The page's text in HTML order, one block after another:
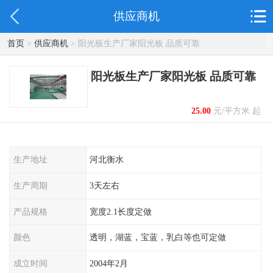
供应商机
首页> 供应商机> 阳光板生产厂家阳光板 品质可靠
阳光板生产厂家阳光板 品质可靠
25.00元/平方米 起
生产地址 河北衡水
生产周期 3天左右
产品规格 宽度2.1长度定做
颜色 透明，湖蓝，宝蓝，乳白等也可定做
成立时间 2004年2月